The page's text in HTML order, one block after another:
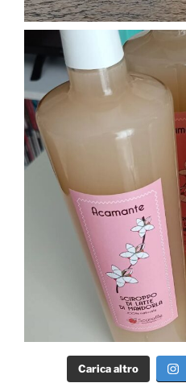
Carica altro